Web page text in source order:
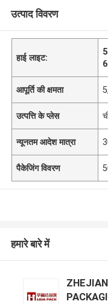
उत्पाद विवरण
हाई लाइट:
आपूर्ति की क्षमता
उत्पत्ति के प्लेस
न्यूनतम आदेश मात्रा
पैकेजिंग विवरण
हमारे बारे में